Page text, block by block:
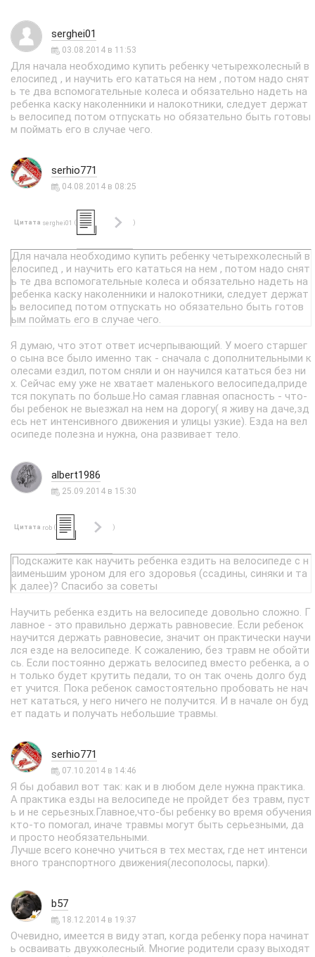
serghei01
03.08.2014 в 11:53
Для начала необходимо купить ребенку четырехколесный в
елосипед , и научить его кататься на нем , потом надо снят
ь те два вспомогательные колеса и обязательно надеть на
ребенка каску наколенники и налокотники, следует держат
ь велосипед потом отпускать но обязательно быть готовы
м поймать его в случае чего.
serhio771
04.08.2014 в 08:25
Цитата serghei01 ( )
Для начала необходимо купить ребенку четырехколесный в
елосипед , и научить его кататься на нем , потом надо снят
ь те два вспомогательные колеса и обязательно надеть на
ребенка каску наколенники и налокотники, следует держат
ь велосипед потом отпускать но обязательно быть готов
ым поймать его в случае чего.
Я думаю, что этот ответ исчерпывающий. У моего старшег
о сына все было именно так - сначала с дополнительными к
олесами ездил, потом сняли и он научился кататься без ни
х. Сейчас ему уже не хватает маленького велосипеда,приде
тся покупать по больше.Но самая главная опасность - что-
бы ребенок не выезжал на нем на дорогу( я живу на даче,зд
есь нет интенсивного движения и улицы узкие). Езда на вел
осипеде полезна и нужна, она развивает тело.
albert1986
25.09.2014 в 15:30
Цитата rob ( )
Подскажите как научить ребенка ездить на велосипеде с н
аименьшим уроном для его здоровья (ссадины, синяки и та
к далее)? Спасибо за советы
Научить ребенка ездить на велосипеде довольно сложно. Г
лавное - это правильно держать равновесие. Если ребенок
научится держать равновесие, значит он практически научи
лся езде на велосипеде. К сожалению, без травм не обойти
сь. Если постоянно держать велосипед вместо ребенка, а о
н только будет крутить педали, то он так очень долго буд
ет учится. Пока ребенок самостоятельно пробовать не нач
нет кататься, у него ничего не получится. И в начале он буд
ет падать и получать небольшие травмы.
serhio771
07.10.2014 в 14:46
Я бы добавил вот так: как и в любом деле нужна практика.
А практика езды на велосипеде не пройдет без травм, пуст
ь и не серьезных.Главное,что-бы ребенку во время обучения
кто-то помогал, иначе травмы могут быть серьезными, да
и просто необязательными.
Лучше всего конечно учиться в тех местах, где нет интенси
вного транспортного движения(лесополосы, парки).
b57
18.12.2014 в 19:37
Очевидно, имеется в виду этап, когда ребенку пора начинат
ь осваивать двухколесный. Многие родители сразу выходят